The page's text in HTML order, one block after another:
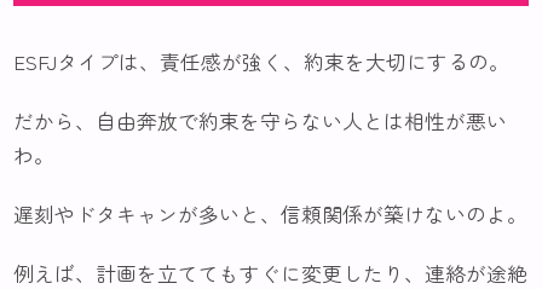
ESFJタイプは、責任感が強く、約束を大切にするの。
だから、自由奔放で約束を守らない人とは相性が悪い
わ。
遅刻やドタキャンが多いと、信頼関係が築けないのよ。
例えば、計画を立ててもすぐに変更したり、連絡が途絶